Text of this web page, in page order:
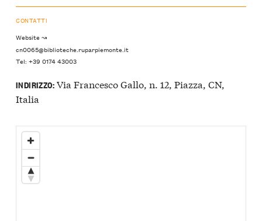
CONTATTI
Website ↝
cn0065@biblioteche.ruparpiemonte.it
Tel: +39 0174 43003
INDIRIZZO:Via Francesco Gallo, n. 12, Piazza, CN,
Italia